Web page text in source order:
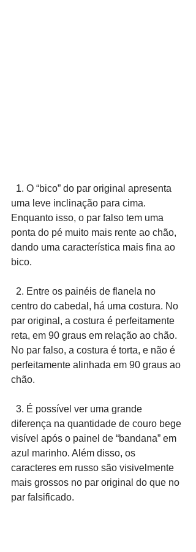
uma leve inclinação para cima.
Enquanto isso, o par falso tem uma
ponta do pé muito mais rente ao chão,
dando uma característica mais fina ao
bico.
centro do cabedal, há uma costura. No
par original, a costura é perfeitamente
reta, em 90 graus em relação ao chão.
No par falso, a costura é torta, e não é
perfeitamente alinhada em 90 graus ao
chão.
diferença na quantidade de couro bege
visível após o painel de “bandana” em
azul marinho. Além disso, os
caracteres em russo são visivelmente
mais grossos no par original do que no
par falsificado.